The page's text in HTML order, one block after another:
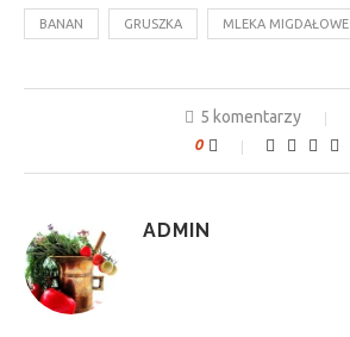
BANAN GRUSZKA MLEKA MIGDAŁOWE
5 komentarzy
0
ADMIN